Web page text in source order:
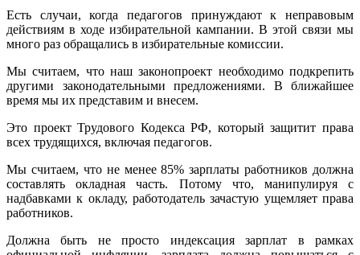
Есть случаи, когда педагогов принуждают к неправовым
действиям в ходе избирательной кампании. В этой связи мы
много раз обращались в избирательные комиссии.
Мы считаем, что наш законопроект необходимо подкрепить
другими законодательными предложениями. В ближайшее
время мы их представим и внесем.
Это проект Трудового Кодекса РФ, который защитит права
всех трудящихся, включая педагогов.
Мы считаем, что не менее 85% зарплаты работников должна
составлять окладная часть. Потому что, манипулируя с
надбавками к окладу, работодатель зачастую ущемляет права
работников.
Должна быть не просто индексация зарплат в рамках